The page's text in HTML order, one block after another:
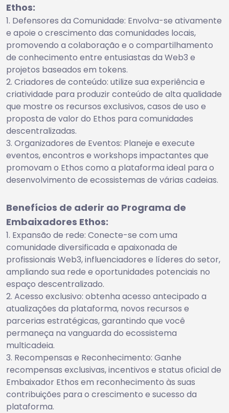
Ethos:
Defensores da Comunidade: Envolva-se ativamente
e apoie o crescimento das comunidades locais,
promovendo a colaboração e o compartilhamento
de conhecimento entre entusiastas da Web3 e
projetos baseados em tokens.
Criadores de conteúdo: utilize sua experiência e
criatividade para produzir conteúdo de alta qualidade
que mostre os recursos exclusivos, casos de uso e
proposta de valor do Ethos para comunidades
descentralizadas.
Organizadores de Eventos: Planeje e execute
eventos, encontros e workshops impactantes que
promovam o Ethos como a plataforma ideal para o
desenvolvimento de ecossistemas de várias cadeias.
Benefícios de aderir ao Programa de
Embaixadores Ethos:
Expansão de rede: Conecte-se com uma
comunidade diversificada e apaixonada de
profissionais Web3, influenciadores e líderes do setor,
ampliando sua rede e oportunidades potenciais no
espaço descentralizado.
Acesso exclusivo: obtenha acesso antecipado a
atualizações da plataforma, novos recursos e
parcerias estratégicas, garantindo que você
permaneça na vanguarda do ecossistema
multicadeia.
Recompensas e Reconhecimento: Ganhe
recompensas exclusivas, incentivos e status oficial de
Embaixador Ethos em reconhecimento às suas
contribuições para o crescimento e sucesso da
plataforma.